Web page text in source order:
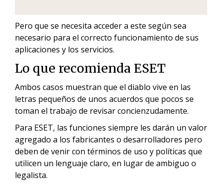
Pero que se necesita acceder a este según sea
necesario para el correcto funcionamiento de sus
aplicaciones y los servicios.
Lo que recomienda ESET
Ambos casos muestran que el diablo vive en las
letras pequeños de unos acuerdos que pocos se
toman el trabajo de revisar concienzudamente.
Para ESET, las funciones siempre les darán un valor
agregado a los fabricantes o desarrolladores pero
deben de venir con términos de uso y políticas que
utilicen un lenguaje claro, en lugar de ambiguo o
legalista.